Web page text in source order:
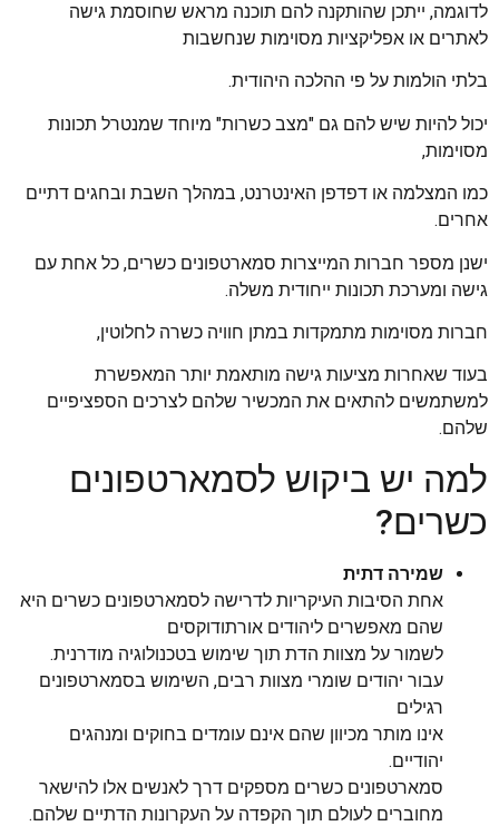
לדוגמה, ייתכן שהותקנה להם תוכנה מראש שחוסמת גישה
לאתרים או אפליקציות מסוימות שנחשבות
בלתי הולמות על פי ההלכה היהודית.
יכול להיות שיש להם גם "מצב כשרות" מיוחד שמנטרל תכונות
מסוימות,
כמו המצלמה או דפדפן האינטרנט, במהלך השבת ובחגים דתיים
אחרים.
ישנן מספר חברות המייצרות סמארטפונים כשרים, כל אחת עם
גישה ומערכת תכונות ייחודית משלה.
חברות מסוימות מתמקדות במתן חוויה כשרה לחלוטין,
בעוד שאחרות מציעות גישה מותאמת יותר המאפשרת
למשתמשים להתאים את המכשיר שלהם לצרכים הספציפיים
שלהם.
למה יש ביקוש לסמארטפונים
כשרים?
שמירה דתית
אחת הסיבות העיקריות לדרישה לסמארטפונים כשרים היא
שהם מאפשרים ליהודים אורתודוקסים
לשמור על מצוות הדת תוך שימוש בטכנולוגיה מודרנית.
עבור יהודים שומרי מצוות רבים, השימוש בסמארטפונים
רגילים
אינו מותר מכיוון שהם אינם עומדים בחוקים ומנהגים
יהודיים.
סמארטפונים כשרים מספקים דרך לאנשים אלו להישאר
מחוברים לעולם תוך הקפדה על העקרונות הדתיים שלהם.